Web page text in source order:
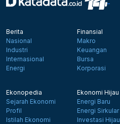
Berita
Nasional
Industri
Internasional
Energi
Finansial
Makro
Keuangan
Bursa
Korporasi
Ekonopedia
Sejarah Ekonomi
Profil
Istilah Ekonomi
Ekonomi Hijau
Energi Baru
Energi Sirkular
Investasi Hijau